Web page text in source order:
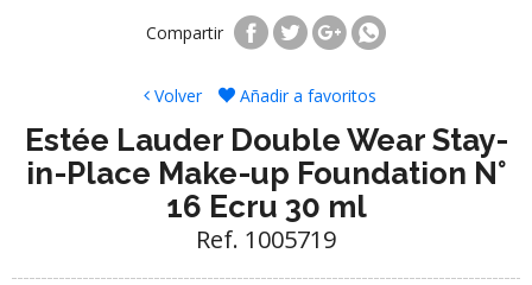
Compartir
Volver Añadir a favoritos
Estée Lauder Double Wear Stay-
in-Place Make-up Foundation N°
16 Ecru 30 ml
Ref. 1005719